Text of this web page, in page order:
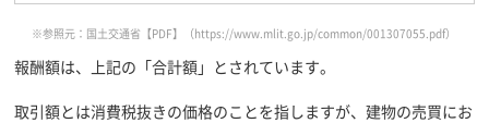
※参照元：国土交通省【PDF】（https://www.mlit.go.jp/common/001307055.pdf）
報酬額は、上記の「合計額」とされています。
取引額とは消費税抜きの価格のことを指しますが、建物の売買にお